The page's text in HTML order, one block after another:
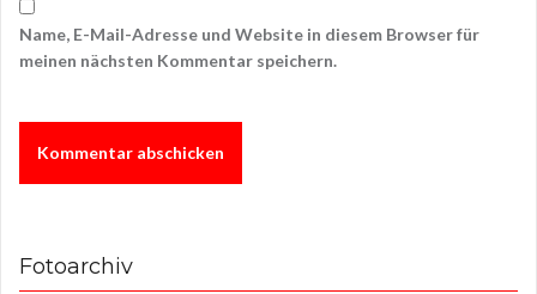
Name, E-Mail-Adresse und Website in diesem Browser für
meinen nächsten Kommentar speichern.
Fotoarchiv